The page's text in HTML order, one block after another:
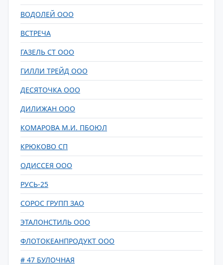
ВОДОЛЕЙ ООО
ВСТРЕЧА
ГАЗЕЛЬ СТ ООО
ГИЛЛИ ТРЕЙД ООО
ДЕСЯТОЧКА ООО
ДИЛИЖАН ООО
КОМАРОВА М.И. ПБОЮЛ
КРЮКОВО СП
ОДИССЕЯ ООО
РУСЬ-25
СОРОС ГРУПП ЗАО
ЭТАЛОНСТИЛЬ ООО
ФЛОТОКЕАНПРОДУКТ ООО
# 47 БУЛОЧНАЯ